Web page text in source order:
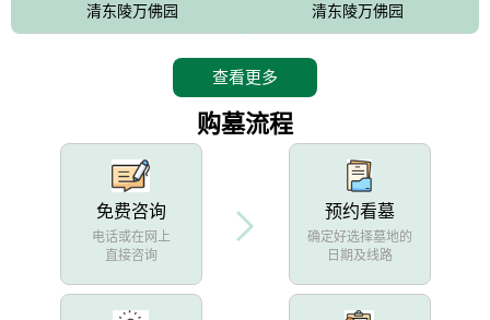
能适应不同消费阶层的需求，为客户提供墓碑设计制作服务、特色
清东陵万佛园 清东陵万佛园
查看更多
购墓流程
免费咨询
电话或在网上
直接咨询
预约看墓
确定好选择墓地的
日期及线路